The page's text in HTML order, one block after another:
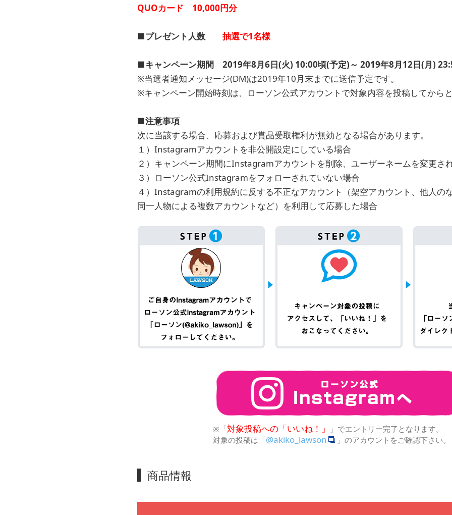
QUOカード 10,000円分
■プレゼント人数 抽選で1名様
■キャンペーン期間 2019年8月6日(火) 10:00頃(予定)～ 2019年8月12日(月)
※当選者通知メッセージ(DM)は2019年10月末までに送信予定です。
※キャンペーン開始時刻は、ローソン公式アカウントで対象内容を投稿してから
■注意事項
次に当該する場合、応募および賞品受取権利が無効となる場合があります。
１）Instagramアカウントを非公開設定にしている場合
２）キャンペーン期間にInstagramアカウントを削除、ユーザーネームを変更さ
３）ローソン公式Instagramをフォローされていない場合
４）Instagramの利用規約に反する不正なアカウント（架空アカウント、他人の
同一人物による複数アカウントなど）を利用して応募した場合
※「対象投稿への「いいね！」
」でエントリー完了となります。
対象の投稿は「@akiko_lawson 」のアカウントをご確認下さい。
商品情報